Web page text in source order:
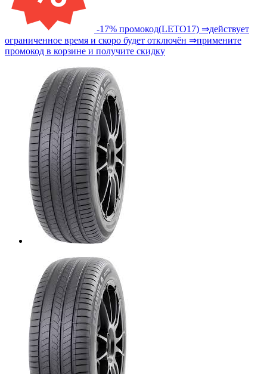
-17% промокод(LETO17) ⇒действует
ограниченное время и скоро будет отключён ⇒примените
промокод в корзине и получите скидку